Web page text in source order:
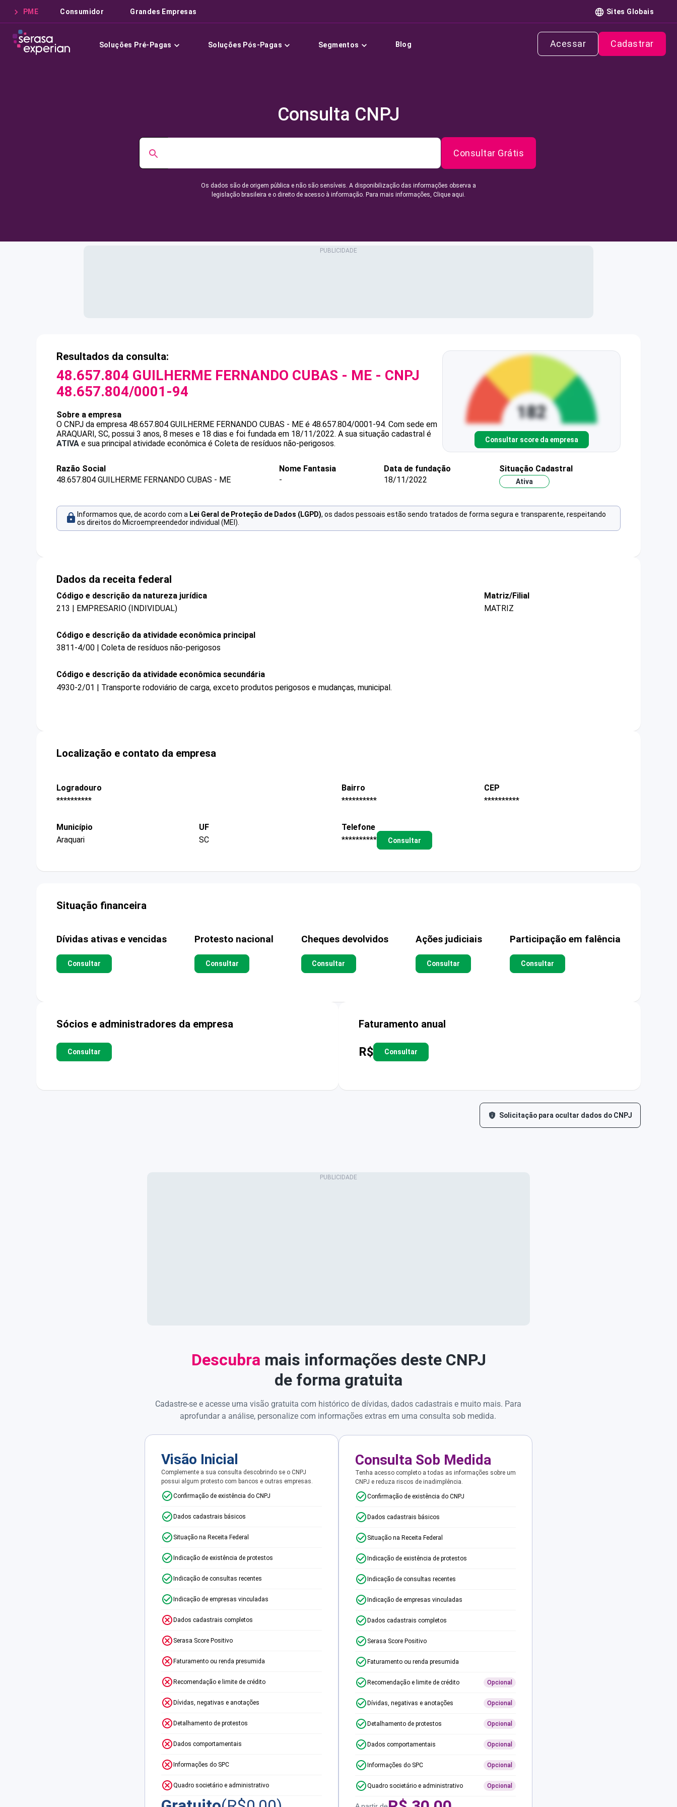
PME Consumidor Grandes Empresas Sites Globais
Soluções Pré-Pagas Soluções Pós-Pagas Segmentos Blog Acessar Cadastrar
Consulta CNPJ
Consultar Grátis
Os dados são de origem pública e não são sensíveis. A disponibilização das informações observa a
legislação brasileira e o direito de acesso à informação. Para mais informações, Clique aqui.
Resultados da consulta:
48.657.804 GUILHERME FERNANDO CUBAS - ME - CNPJ
48.657.804/0001-94
Sobre a empresa
O CNPJ da empresa 48.657.804 GUILHERME FERNANDO CUBAS - ME é 48.657.804/0001-94. Com sede em
ARAQUARI, SC, possui 3 anos, 8 meses e 18 dias e foi fundada em 18/11/2022. A sua situação cadastral é
ATIVA e sua principal atividade econômica é Coleta de resíduos não-perigosos. Consultar score da empresa
Razão Social
48.657.804 GUILHERME FERNANDO CUBAS - ME
Nome Fantasia
-
Data de fundação
18/11/2022
Situação Cadastral
Ativa
Informamos que, de acordo com a Lei Geral de Proteção de Dados (LGPD), os dados pessoais estão sendo tratados de forma segura e transparente, respeitando
os direitos do Microempreendedor individual (MEI).
Dados da receita federal
Código e descrição da natureza jurídica
213 | EMPRESARIO (INDIVIDUAL)
Matriz/Filial
MATRIZ
Código e descrição da atividade econômica principal
3811-4/00 | Coleta de resíduos não-perigosos
Código e descrição da atividade econômica secundária
4930-2/01 | Transporte rodoviário de carga, exceto produtos perigosos e mudanças, municipal.
Localização e contato da empresa
Logradouro
**********
Bairro
**********
CEP
**********
Município
Araquari
UF
SC
Telefone
**********
Consultar
Situação financeira
Dívidas ativas e vencidas
Consultar
Protesto nacional
Consultar
Cheques devolvidos
Consultar
Ações judiciais
Consultar
Participação em falência
Consultar
Sócios e administradores da empresa
Consultar
Faturamento anual
R$ Consultar
Solicitação para ocultar dados do CNPJ
Descubra mais informações deste CNPJ
de forma gratuita
Cadastre-se e acesse uma visão gratuita com histórico de dívidas, dados cadastrais e muito mais. Para
aprofundar a análise, personalize com informações extras em uma consulta sob medida.
Visão Inicial
Complemente a sua consulta descobrindo se o CNPJ
possui algum protesto com bancos e outras empresas.
Confirmação de existência do CNPJ
Dados cadastrais básicos
Situação na Receita Federal
Indicação de existência de protestos
Indicação de consultas recentes
Indicação de empresas vinculadas
Dados cadastrais completos
Serasa Score Positivo
Faturamento ou renda presumida
Recomendação e limite de crédito
Dívidas, negativas e anotações
Detalhamento de protestos
Dados comportamentais
Informações do SPC
Quadro societário e administrativo
Consulta Sob Medida
Tenha acesso completo a todas as informações sobre um
CNPJ e reduza riscos de inadimplência.
Confirmação de existência do CNPJ
Dados cadastrais básicos
Situação na Receita Federal
Indicação de existência de protestos
Indicação de consultas recentes
Indicação de empresas vinculadas
Dados cadastrais completos
Serasa Score Positivo
Faturamento ou renda presumida
Recomendação e limite de crédito Opcional
Dívidas, negativas e anotações Opcional
Detalhamento de protestos Opcional
Dados comportamentais Opcional
Informações do SPC Opcional
Quadro societário e administrativo Opcional